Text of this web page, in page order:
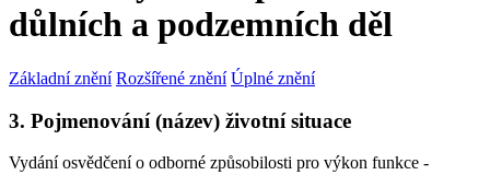
důlních a podzemních děl
Základní znění Rozšířené znění Úplné znění
3. Pojmenování (název) životní situace
Vydání osvědčení o odborné způsobilosti pro výkon funkce -